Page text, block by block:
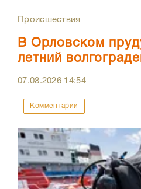
Происшествия
В Орловском
летний
07.08.2026 14:54
Комментарии